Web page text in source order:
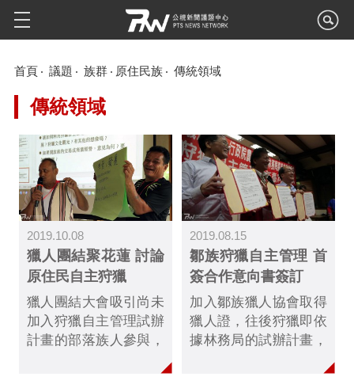
首頁 議題 族群 原住民族 傳統領域
傳統領域
2019.10.08
獵人團結聚花蓮 討論
原住民自主狩獵
獵人團結大會吸引尚未
加入狩獵自主管理試辦
計畫的部落族人參與，
金至與族人，以及屏東
2019.08.15
鄒族狩獵自主管理 首
簽合作意向書簽訂
加入鄒族獵人協會取得
獵人證，往後狩獵即依
據林務局的試辦計畫，
量，也不需要向縣府事